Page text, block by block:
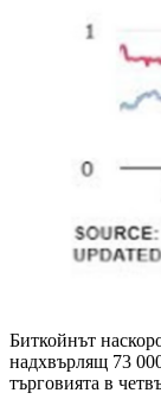
Биткойнът
надхвърлящ 73
търговията в